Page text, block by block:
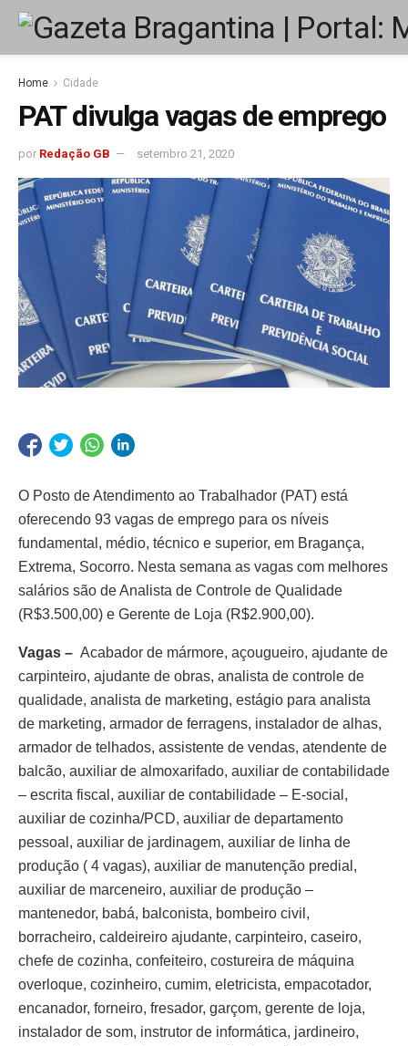
Home Cidade
PAT divulga vagas de emprego
por Redação GB setembro 21, 2020
O Posto de Atendimento ao Trabalhador (PAT) está
oferecendo 93 vagas de emprego para os níveis
fundamental, médio, técnico e superior, em Bragança,
Extrema, Socorro. Nesta semana as vagas com melhores
salários são de Analista de Controle de Qualidade
(R$3.500,00) e Gerente de Loja (R$2.900,00).
Vagas – Acabador de mármore, açougueiro, ajudante de
carpinteiro, ajudante de obras, analista de controle de
qualidade, analista de marketing, estágio para analista
de marketing, armador de ferragens, instalador de alhas,
armador de telhados, assistente de vendas, atendente de
balcão, auxiliar de almoxarifado, auxiliar de contabilidade
– escrita fiscal, auxiliar de contabilidade – E-social,
auxiliar de cozinha/PCD, auxiliar de departamento
pessoal, auxiliar de jardinagem, auxiliar de linha de
produção ( 4 vagas), auxiliar de manutenção predial,
auxiliar de marceneiro, auxiliar de produção –
mantenedor, babá, balconista, bombeiro civil,
borracheiro, caldeireiro ajudante, carpinteiro, caseiro,
chefe de cozinha, confeiteiro, costureira de máquina
overloque, cozinheiro, cumim, eletricista, empacotador,
encanador, forneiro, fresador, garçom, gerente de loja,
instalador de som, instrutor de informática, jardineiro,